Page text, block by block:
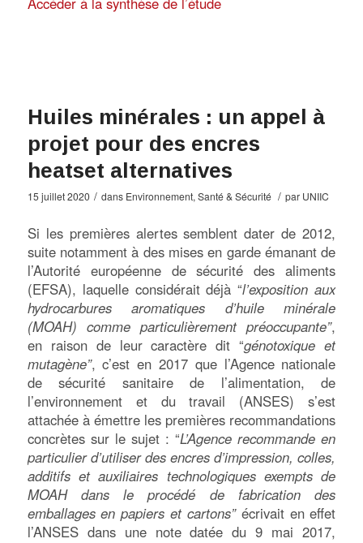
Huiles minérales : un appel à
projet pour des encres
heatset alternatives
15 juillet 2020 / dans Environnement, Santé & Sécurité / par UNIIC
Si les premières alertes semblent dater de 2012,
suite notamment à des mises en garde émanant de
l’Autorité européenne de sécurité des aliments
(EFSA), laquelle considérait déjà “l’exposition aux
hydrocarbures aromatiques d’huile minérale
(MOAH) comme particulièrement préoccupante”,
en raison de leur caractère dit “génotoxique et
mutagène”, c’est en 2017 que l’Agence nationale
de sécurité sanitaire de l’alimentation, de
l’environnement et du travail (ANSES) s’est
attachée à émettre les premières recommandations
concrètes sur le sujet : “L’Agence recommande en
particulier d’utiliser des encres d’impression, colles,
additifs et auxiliaires technologiques exempts de
MOAH dans le procédé de fabrication des
emballages en papiers et cartons”écrivait en effet
l’ANSES dans une note datée du 9 mai 2017,